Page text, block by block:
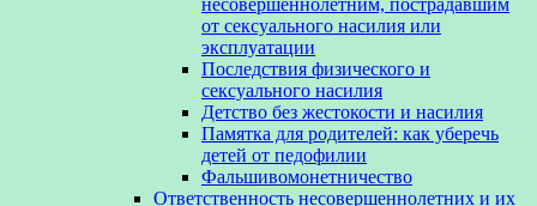
несовершеннолетним, пострадавшим
от сексуального насилия или
эксплуатации
Последствия физического и
сексуального насилия
Детство без жестокости и насилия
Памятка для родителей: как уберечь
детей от педофилии
Фальшивомонетничество
Ответственность несовершеннолетних и их